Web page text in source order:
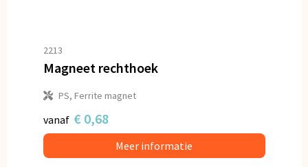
2213
Magneet rechthoek
PS, Ferrite magnet
vanaf € 0,68
Meer informatie